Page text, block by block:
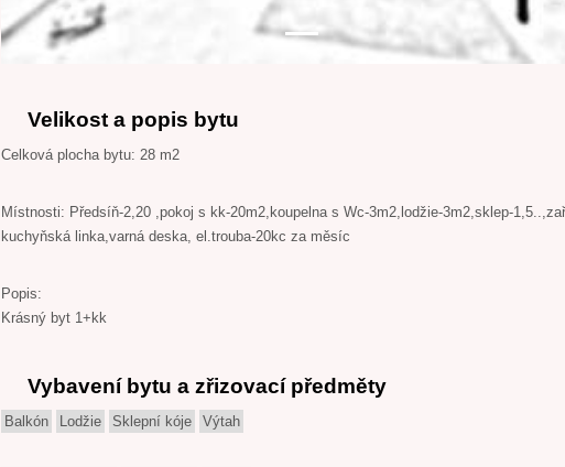
Velikost a popis bytu
Celková plocha bytu: 28 m2
Místnosti: Předsíň-2,20 ,pokoj s kk-20m2,koupelna s Wc-3m2,lodžie-3m2,sklep-
kuchyňská linka,varná deska, el.trouba-20kc za měsíc
Popis:
Krásný byt 1+kk
Vybavení bytu a zřizovací předměty
Balkón Lodžie Sklepní kóje Výtah